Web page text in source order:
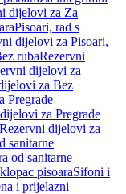
dijelovi za Za
Pisoari, rad s
dijelovi za Pisoari,
rubaRezervni
dijelovi za
za Bez
Pregrade
za Pregrade
Rezervni dijelovi za
sanitarne
od sanitarne
pisoaraSifoni i
i prijelazni